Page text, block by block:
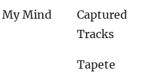
My Mind
Captured
Tracks
Tapete